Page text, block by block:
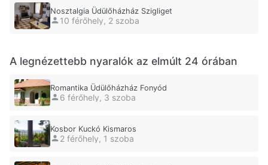
Nosztalgia Üdülőházház Szigliget
10 férőhely, 2 szoba
A legnézettebb nyaralók az elmúlt 24 órában
Romantika Üdülőházház Fonyód
6 férőhely, 3 szoba
Kosbor Kuckó Kismaros
2 férőhely, 1 szoba